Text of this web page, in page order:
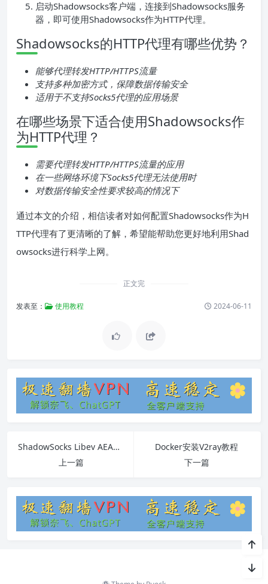
启动Shadowsocks客户端，连接到Shadowsocks服务
器，即可使用Shadowsocks作为HTTP代理。
Shadowsocks的HTTP代理有哪些优势？
能够代理转发HTTP/HTTPS流量
支持多种加密方式，保障数据传输安全
适用于不支持Socks5代理的应用场景
在哪些场景下适合使用Shadowsocks作
为HTTP代理？
需要代理转发HTTP/HTTPS流量的应用
在一些网络环境下Socks5代理无法使用时
对数据传输安全性要求较高的情况下
通过本文的介绍，相信读者对如何配置Shadowsocks作为H
TTP代理有了更清晰的了解，希望能帮助您更好地利用Shad
owsocks进行科学上网。
正文完
发表至： 使用教程 2024-06-11
ShadowSocks Libev AEAD全面指南
上一篇
Docker安装V2ray教程
下一篇